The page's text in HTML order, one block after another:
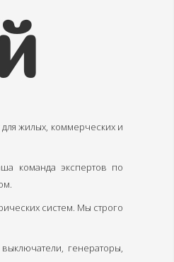
жилых, коммерческих и
команда экспертов по
систем. Мы строго
генераторы,